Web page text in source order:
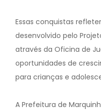
Essas conquistas
desenvolvido pelo
através da Oficina de
oportunidades de
para crianças e
A Prefeitura de